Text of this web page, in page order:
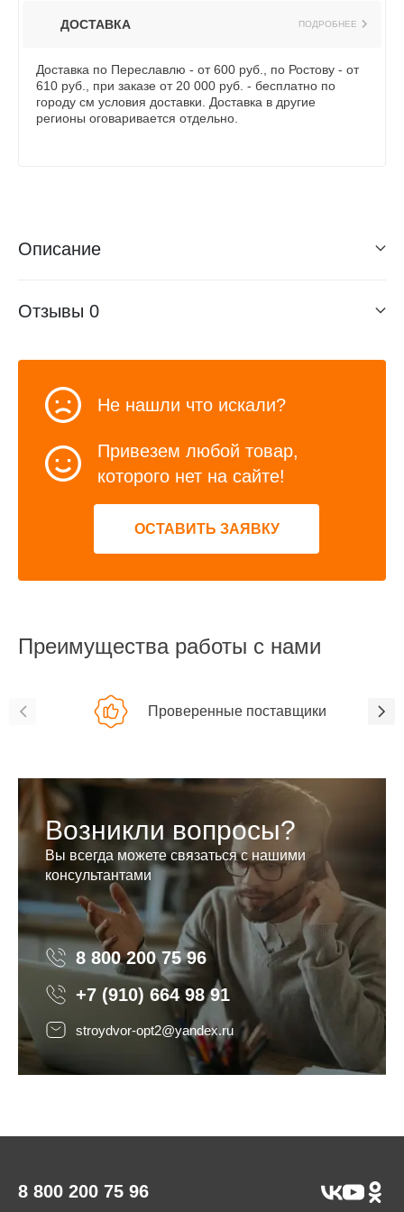
ДОСТАВКА ПОДРОБНЕЕ
Доставка по Переславлю - от 600 руб., по Ростову - от
610 руб., при заказе от 20 000 руб. - бесплатно по
городу см условия доставки. Доставка в другие
регионы оговаривается отдельно.
Описание
Отзывы 0
Не нашли что искали?
Привезем любой товар,
которого нет на сайте!
ОСТАВИТЬ ЗАЯВКУ
Преимущества работы с нами
Проверенные поставщики
Возникли вопросы?
Вы всегда можете связаться с нашими
консультантами
8 800 200 75 96 8 800 200 75 96
+7 (910) 664 98 91
stroydvor-opt2@yandex.ru
8 800 200 75 96